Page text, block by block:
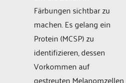
Färbungen sichtbar zu
machen. Es gelang ein
Protein (MCSP) zu
identifizieren, dessen
Vorkommen auf
gestreuten Melanomzellen